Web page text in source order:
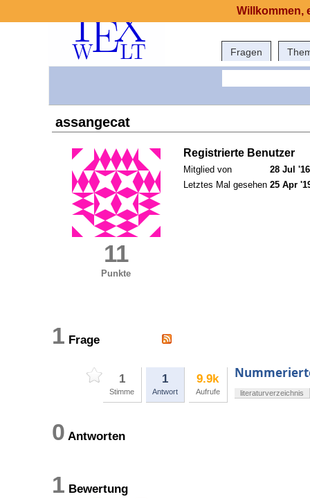
Fragen
assangecat
11
Punkte
Registrierte Benutzer
Mitglied von
28 Jul
Letztes Mal gesehen 25 Apr
1 Frage
1
Stimme
1
Antwort
9.9k
Aufrufe literaturverzeichnis
0 Antworten
1 Bewertung
Willkommen,